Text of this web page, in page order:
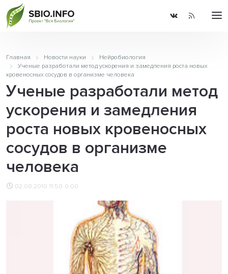
Главная Новости науки
Нейробиология
Ученые разработали метод ускорения и замедления роста новых
кровеносных сосудов в организме человека
Ученые разработали метод
ускорения и замедления
роста новых кровеносных
сосудов в организме
человека
02.08.2010 11:50 0.00